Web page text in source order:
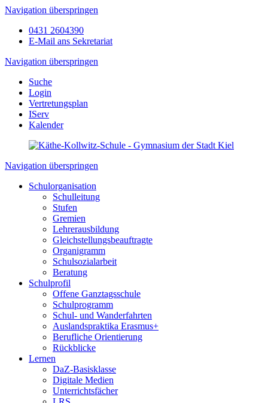
Navigation überspringen
0431 2604390
E-Mail ans Sekretariat
Navigation überspringen
Suche
Login
Vertretungsplan
IServ
Kalender
Navigation überspringen
Schulorganisation
Schulleitung
Stufen
Gremien
Lehrerausbildung
Gleichstellungsbeauftragte
Organigramm
Schulsozialarbeit
Beratung
Schulprofil
Offene Ganztagsschule
Schulprogramm
Schul- und Wanderfahrten
Auslandspraktika Erasmus+
Berufliche Orientierung
Rückblicke
Lernen
DaZ-Basisklasse
Digitale Medien
Unterrichtsfächer